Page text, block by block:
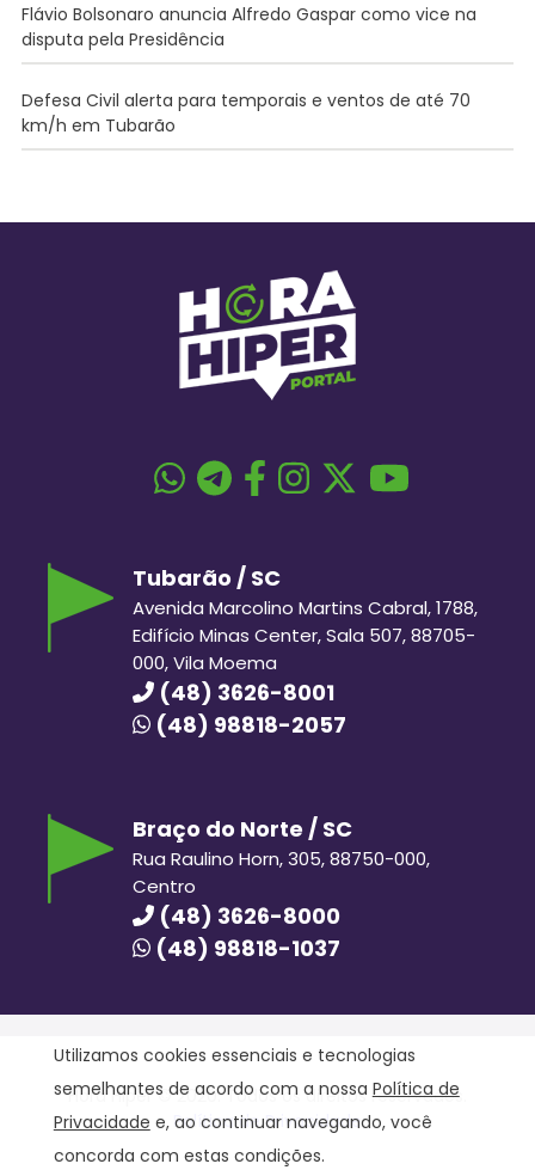
Flávio Bolsonaro anuncia Alfredo Gaspar como vice na
disputa pela Presidência
Defesa Civil alerta para temporais e ventos de até 70
km/h em Tubarão
Tubarão / SC
Avenida Marcolino Martins Cabral, 1788,
Edifício Minas Center, Sala 507, 88705-
000, Vila Moema
(48) 3626-8001
(48) 98818-2057
Braço do Norte / SC
Rua Raulino Horn, 305, 88750-000,
Centro
(48) 3626-8000
(48) 98818-1037
Hora Hiper © 2020. Todos os direitos reservados.
Política de Privacidade
Utilizamos cookies essenciais e tecnologias
semelhantes de acordo com a nossa Política de
Privacidade e, ao continuar navegando, você
concorda com estas condições.